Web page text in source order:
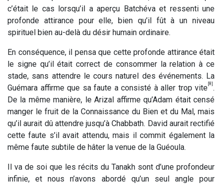
c’était le cas lorsqu’il a aperçu Batchéva et ressenti une
profonde attirance pour elle, bien qu’il fût à un niveau
spirituel bien au-delà du désir humain ordinaire.
En conséquence, il pensa que cette profonde attirance était
le signe qu’il était correct de consommer la relation à ce
stade, sans attendre le cours naturel des événements. La
Guémara affirme que sa faute a consisté à aller trop vite [8] .
De la même manière, le Arizal affirme qu’Adam était censé
manger le fruit de la Connaissance du Bien et du Mal, mais
qu’il aurait dû attendre jusqu’à Chabbath. David aurait rectifié
cette faute s’il avait attendu, mais il commit également la
même faute subtile de hâter la venue de la Guéoula.
Il va de soi que les récits du Tanakh sont d’une profondeur
infinie, et nous n’avons abordé qu’un seul angle pour